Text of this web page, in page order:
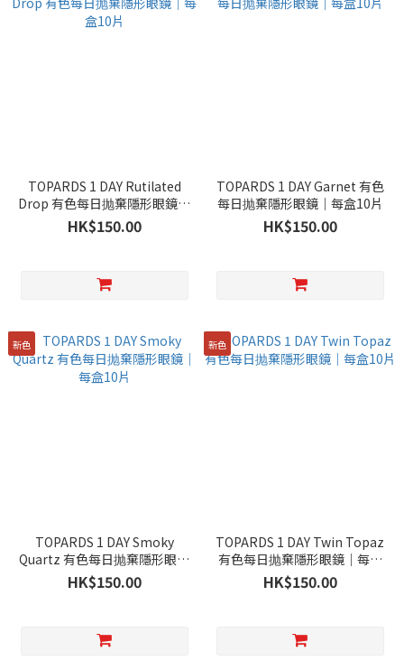
TOPARDS 1 DAY Rutilated
Drop 有色每日抛棄隱形眼鏡｜
每盒10片
HK$150.00
TOPARDS 1 DAY Garnet 有色
每日抛棄隱形眼鏡｜每盒10片
HK$150.00
新色
TOPARDS 1 DAY Smoky
Quartz 有色每日抛棄隱形眼鏡
｜每盒10片
HK$150.00
新色
TOPARDS 1 DAY Twin Topaz
有色每日抛棄隱形眼鏡｜每盒
10片
HK$150.00